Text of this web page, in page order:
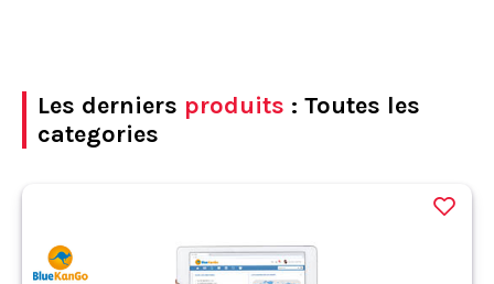
Les derniers produits : Toutes les
categories